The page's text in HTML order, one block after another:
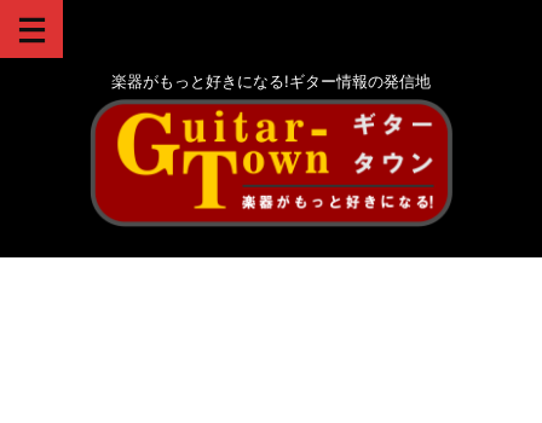
楽器がもっと好きになる!ギター情報の発信地